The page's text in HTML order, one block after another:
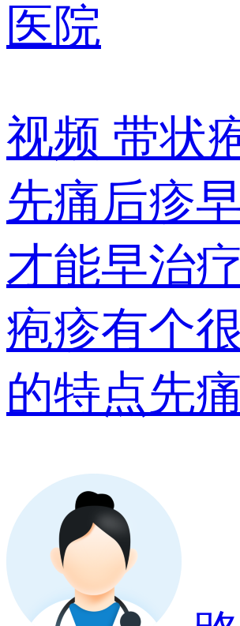
医院
视频 带状
先痛后疹
才能早治
疱疹有个
的特点先